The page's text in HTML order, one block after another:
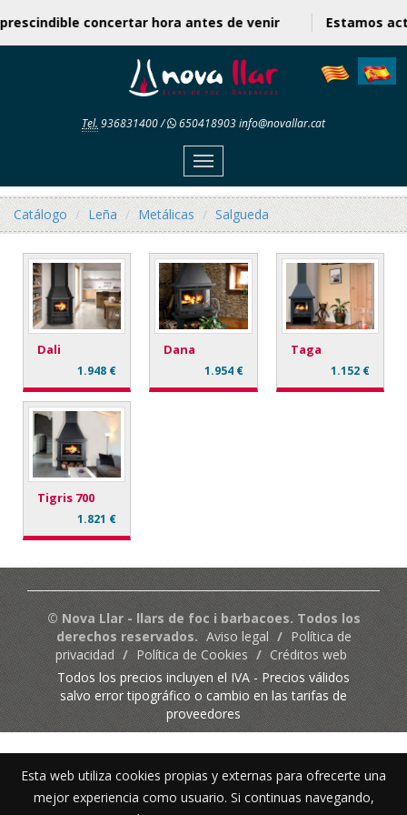
Esta web utiliza cookies propias y externas para ofrecerte una
mejor experiencia como usuario. Si continuas navegando,
concertar hora antes de venir Estamos
Tel. 936831400/ 650418903info@novallar.cat
Menu
Catálogo Leña Metálicas Salgueda
Dali
1.948 €
Dana
1.954 €
Taga
1.152 €
Tigris 700
1.821 €
© Nova Llar - llars de foc i barbacoes. Todos los
derechos reservados. Aviso legal / Política de
privacidad / Política de Cookies / Créditos web
Todos los precios incluyen el IVA - Precios válidos
salvo error tipográfico o cambio en las tarifas de
proveedores